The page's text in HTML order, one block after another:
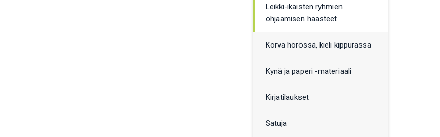
Leikki-ikäisten ryhmien
ohjaamisen haasteet
Korva hörössä, kieli kippurassa
Kynä ja paperi -materiaali
Kirjatilaukset
Satuja